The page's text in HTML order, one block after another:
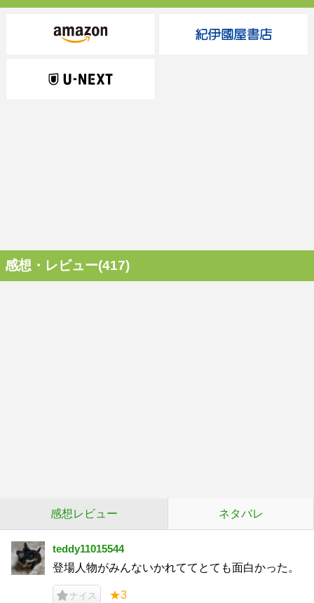
感想・レビュー(417)
感想レビュー ネタバレ
teddy11015544
登場人物がみんないかれててとても面白かった。
ナイス ★3